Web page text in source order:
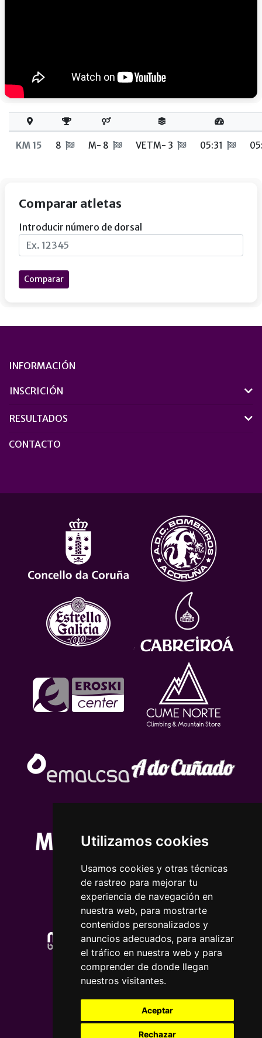
Utilizamos cookies
Usamos cookies y otras técnicas
de rastreo para mejorar tu
experiencia de navegación en
nuestra web, para mostrarte
contenidos personalizados y
anuncios adecuados, para analizar
el tráfico en nuestra web y para
comprender de donde llegan
nuestros visitantes.
Aceptar
Rechazar
KM 15 8 M- 8 VETM- 3 05:31
Comparar atletas
Introducir número de dorsal
Comparar
INFORMACIÓN
INSCRICIÓN
RESULTADOS
CONTACTO